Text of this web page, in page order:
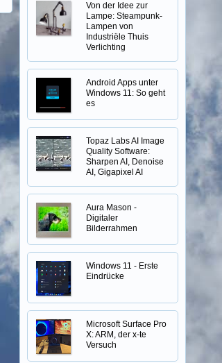
Von der Idee zur
Lampe: Steampunk-
Lampen von
Industriële Thuis
Verlichting
Android Apps unter
Windows 11: So geht
es
Topaz Labs AI Image
Quality Software:
Sharpen AI, Denoise
AI, Gigapixel AI
Aura Mason -
Digitaler
Bilderrahmen
Windows 11 - Erste
Eindrücke
Microsoft Surface Pro
X: ARM, der x-te
Versuch